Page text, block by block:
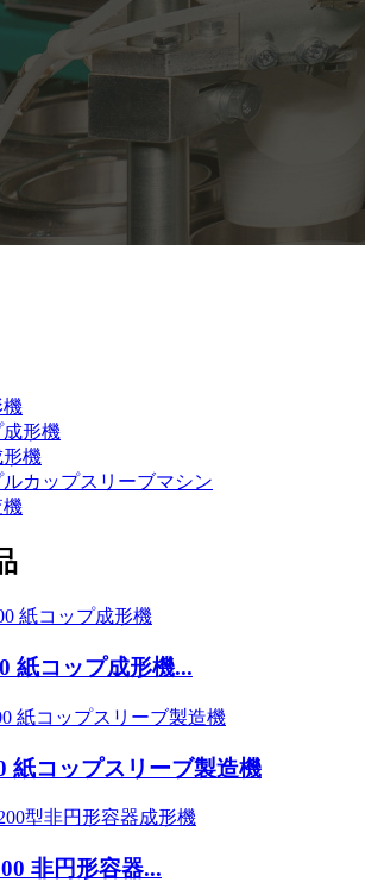
機
形機
機
カップスリーブマシン
機
紙コップ成形機...
紙コップスリーブ製造機
非円形容器...